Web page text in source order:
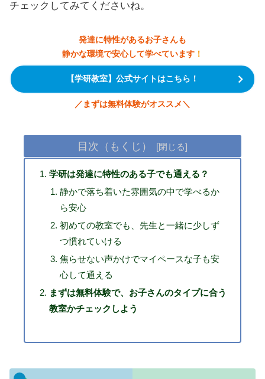
チェックしてみてくださいね。
発達に特性があるお子さんも
静かな環境で安心して学べています ！
【学研教室】公式サイトはこちら！
／ まずは無料体験がオススメ ＼
目次（もくじ）
学研は発達に特性のある子でも通える？
静かで落ち着いた雰囲気の中で学べるか
ら安心
初めての教室でも、先生と一緒に少しず
つ慣れていける
焦らせない声かけでマイペースな子も安
心して通える
まずは無料体験で、お子さんのタイプに合う
教室かチェックしよう